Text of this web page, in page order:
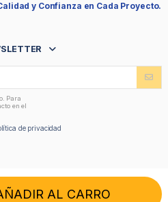
AL CARRO
y Confianza en Cada Proyecto.
Para
en el
de privacidad